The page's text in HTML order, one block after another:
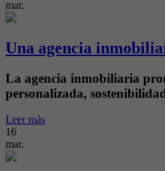
mar.
Una agencia
La agencia inmobiliaria
personalizada,
Leer más
16
mar.